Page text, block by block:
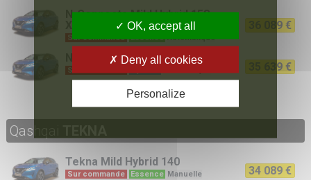
N-Connecta Mild Hybrid 158
Xtronic 4x4
Sur commande Essence Automatique
36 089 €
N-Connecta e-Power 190
Sur commande 35 639 €
Qashqai
Tekna Mild Hybrid 140
Sur commande Essence Manuelle 34 089 €
OK, accept all
Deny all cookies
Personalize